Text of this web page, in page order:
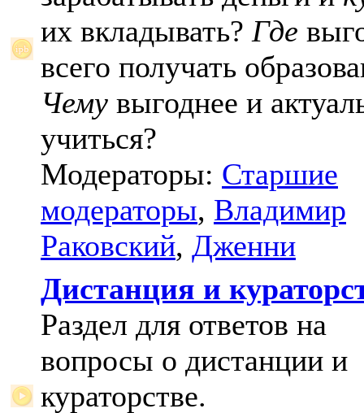
их вкладывать? Где
всего получать
Чему выгоднее и
учиться?
Модераторы: Старшие
модераторы, Владимир
Раковский, Дженни
Дистанция и
Раздел для ответов на
вопросы о дистанции и
кураторстве.